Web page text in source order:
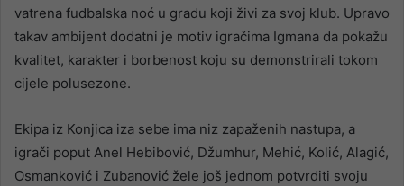
vatrena fudbalska noć u gradu koji živi za svoj klub. Upravo
takav ambijent dodatni je motiv igračima Igmana da pokažu
kvalitet, karakter i borbenost koju su demonstrirali tokom
cijele polusezone.
Ekipa iz Konjica iza sebe ima niz zapaženih nastupa, a
igrači poput Anel Hebibović, Džumhur, Mehić, Kolić, Alagić,
Osmanković i Zubanović žele još jednom potvrditi svoju